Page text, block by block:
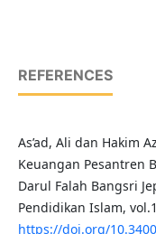
REFERENCES
As’ad, Ali dan Hakim
Keuangan Pesantren
Darul Falah Bangsri
Pendidikan Islam,
https://doi.org/